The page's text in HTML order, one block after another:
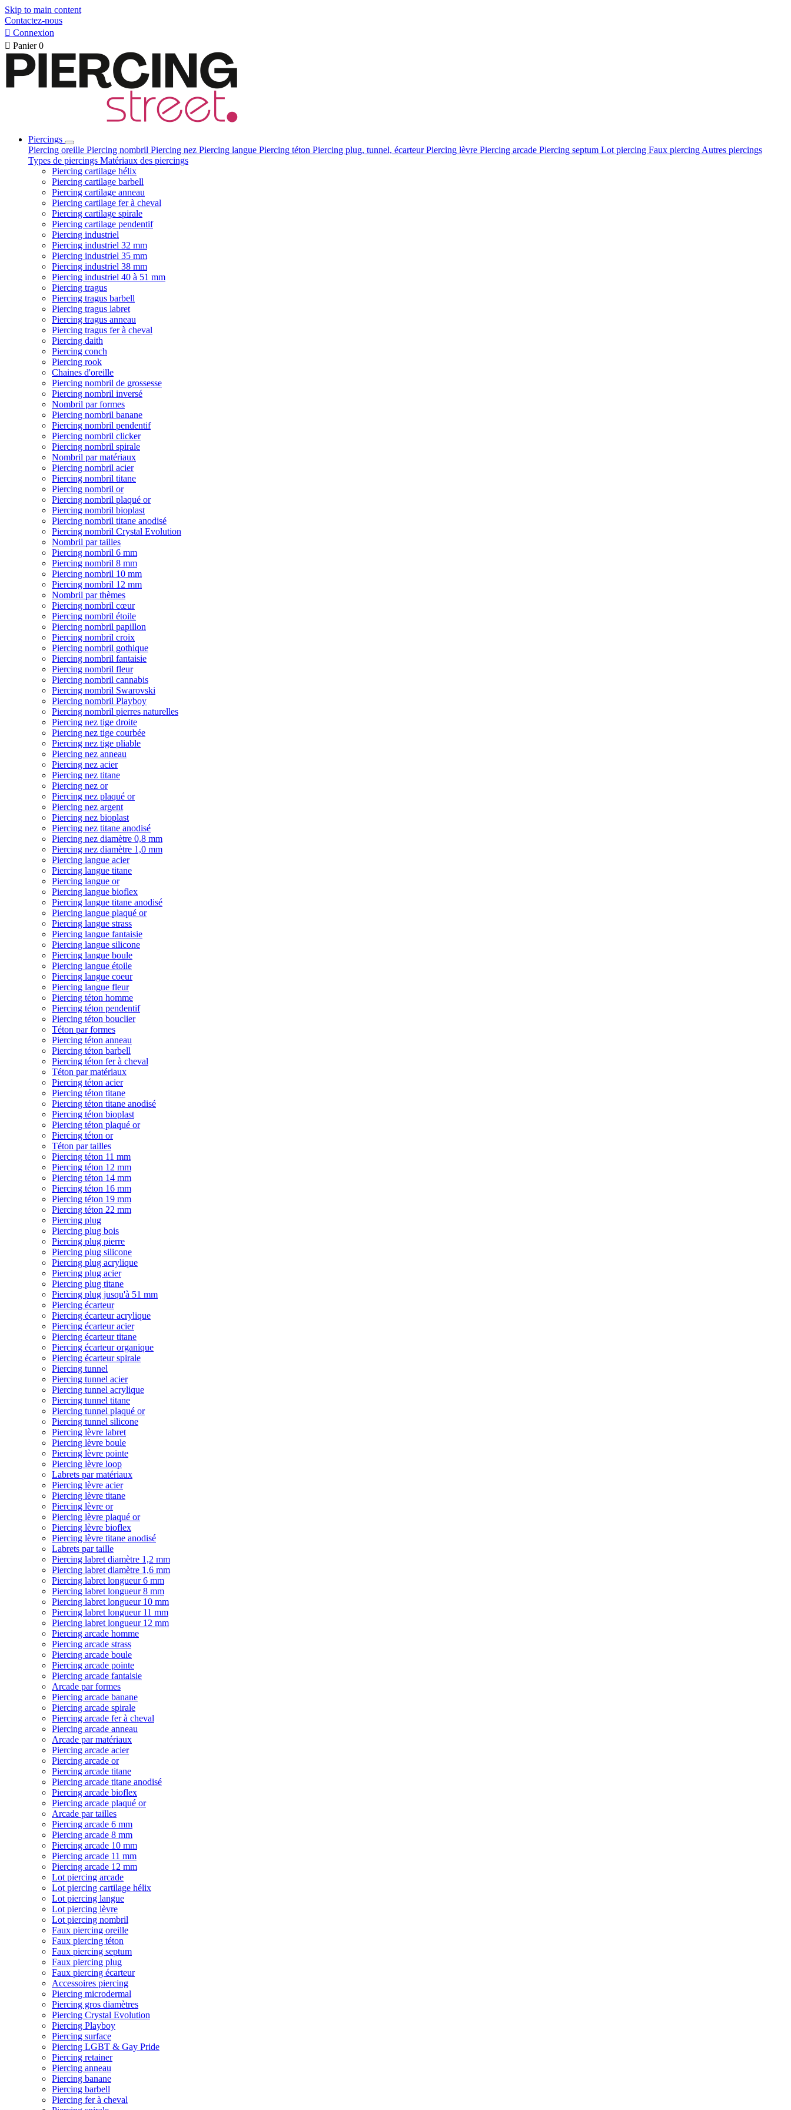
Skip to main content
Contactez-nous
 Connexion
 Panier 0
Piercings
Piercing oreille Piercing nombril Piercing nez Piercing langue Piercing téton Piercing plug, tunnel, écarteurPiercing lèvre Piercing arcade Piercing septum Lot piercing Faux piercing Autres piercings
Types de piercings Matériaux des piercings
Piercing cartilage hélix
Piercing cartilage barbell
Piercing cartilage anneau
Piercing cartilage fer à cheval
Piercing cartilage spirale
Piercing cartilage pendentif
Piercing industriel
Piercing industriel 32 mm
Piercing industriel 35 mm
Piercing industriel 38 mm
Piercing industriel 40 à 51 mm
Piercing tragus
Piercing tragus barbell
Piercing tragus labret
Piercing tragus anneau
Piercing tragus fer à cheval
Piercing daith
Piercing conch
Piercing rook
Chaines d'oreille
Piercing nombril de grossesse
Piercing nombril inversé
Nombril par formes
Piercing nombril banane
Piercing nombril pendentif
Piercing nombril clicker
Piercing nombril spirale
Nombril par matériaux
Piercing nombril acier
Piercing nombril titane
Piercing nombril or
Piercing nombril plaqué or
Piercing nombril bioplast
Piercing nombril titane anodisé
Piercing nombril Crystal Evolution
Nombril par tailles
Piercing nombril 6 mm
Piercing nombril 8 mm
Piercing nombril 10 mm
Piercing nombril 12 mm
Nombril par thèmes
Piercing nombril cœur
Piercing nombril étoile
Piercing nombril papillon
Piercing nombril croix
Piercing nombril gothique
Piercing nombril fantaisie
Piercing nombril fleur
Piercing nombril cannabis
Piercing nombril Swarovski
Piercing nombril Playboy
Piercing nombril pierres naturelles
Piercing nez tige droite
Piercing nez tige courbée
Piercing nez tige pliable
Piercing nez anneau
Piercing nez acier
Piercing nez titane
Piercing nez or
Piercing nez plaqué or
Piercing nez argent
Piercing nez bioplast
Piercing nez titane anodisé
Piercing nez diamètre 0,8 mm
Piercing nez diamètre 1,0 mm
Piercing langue acier
Piercing langue titane
Piercing langue or
Piercing langue bioflex
Piercing langue titane anodisé
Piercing langue plaqué or
Piercing langue strass
Piercing langue fantaisie
Piercing langue silicone
Piercing langue boule
Piercing langue étoile
Piercing langue coeur
Piercing langue fleur
Piercing téton homme
Piercing téton pendentif
Piercing téton bouclier
Téton par formes
Piercing téton anneau
Piercing téton barbell
Piercing téton fer à cheval
Téton par matériaux
Piercing téton acier
Piercing téton titane
Piercing téton titane anodisé
Piercing téton bioplast
Piercing téton plaqué or
Piercing téton or
Téton par tailles
Piercing téton 11 mm
Piercing téton 12 mm
Piercing téton 14 mm
Piercing téton 16 mm
Piercing téton 19 mm
Piercing téton 22 mm
Piercing plug
Piercing plug bois
Piercing plug pierre
Piercing plug silicone
Piercing plug acrylique
Piercing plug acier
Piercing plug titane
Piercing plug jusqu'à 51 mm
Piercing écarteur
Piercing écarteur acrylique
Piercing écarteur acier
Piercing écarteur titane
Piercing écarteur organique
Piercing écarteur spirale
Piercing tunnel
Piercing tunnel acier
Piercing tunnel acrylique
Piercing tunnel titane
Piercing tunnel plaqué or
Piercing tunnel silicone
Piercing lèvre labret
Piercing lèvre boule
Piercing lèvre pointe
Piercing lèvre loop
Labrets par matériaux
Piercing lèvre acier
Piercing lèvre titane
Piercing lèvre or
Piercing lèvre plaqué or
Piercing lèvre bioflex
Piercing lèvre titane anodisé
Labrets par taille
Piercing labret diamètre 1,2 mm
Piercing labret diamètre 1,6 mm
Piercing labret longueur 6 mm
Piercing labret longueur 8 mm
Piercing labret longueur 10 mm
Piercing labret longueur 11 mm
Piercing labret longueur 12 mm
Piercing arcade homme
Piercing arcade strass
Piercing arcade boule
Piercing arcade pointe
Piercing arcade fantaisie
Arcade par formes
Piercing arcade banane
Piercing arcade spirale
Piercing arcade fer à cheval
Piercing arcade anneau
Arcade par matériaux
Piercing arcade acier
Piercing arcade or
Piercing arcade titane
Piercing arcade titane anodisé
Piercing arcade bioflex
Piercing arcade plaqué or
Arcade par tailles
Piercing arcade 6 mm
Piercing arcade 8 mm
Piercing arcade 10 mm
Piercing arcade 11 mm
Piercing arcade 12 mm
Lot piercing arcade
Lot piercing cartilage hélix
Lot piercing langue
Lot piercing lèvre
Lot piercing nombril
Faux piercing oreille
Faux piercing téton
Faux piercing septum
Faux piercing plug
Faux piercing écarteur
Accessoires piercing
Piercing microdermal
Piercing gros diamètres
Piercing Crystal Evolution
Piercing Playboy
Piercing surface
Piercing LGBT & Gay Pride
Piercing retainer
Piercing anneau
Piercing banane
Piercing barbell
Piercing fer à cheval